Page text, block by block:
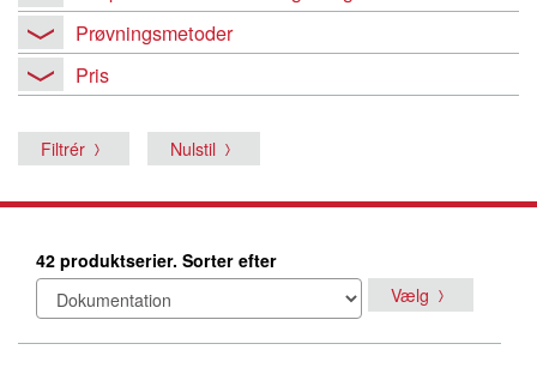
Prøvningsmetoder
Pris
Filtrér Nulstil
42 produktserier. Sorter efter
Vælg